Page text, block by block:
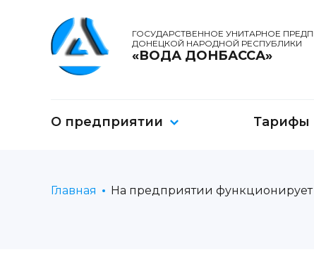
ГОСУДАРСТВЕННОЕ УНИТАРНОЕ
ДОНЕЦКОЙ НАРОДНОЙ РЕСПУБЛИКИ
«ВОДА ДОНБАССА»
О предприятии Тарифы
Главная На предприятии функционирует